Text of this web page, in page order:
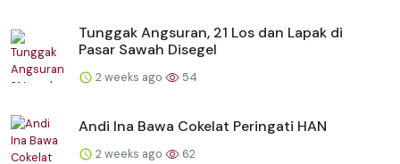
Tunggak Angsuran, 21 Los dan Lapak di
Pasar Sawah Disegel
2 weeks ago 54
Andi Ina Bawa Cokelat Peringati HAN
2 weeks ago 62